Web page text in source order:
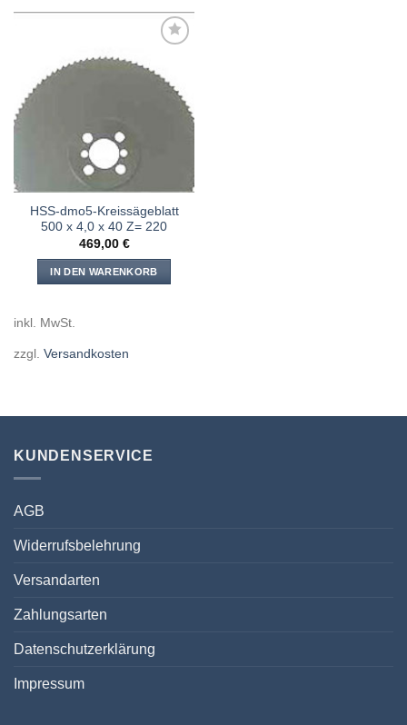
Meine
HSS-dmo5-Kreissägeblatt
500 x 4,0 x 40 Z= 220
469,00 €
IN DEN WARENKORB
inkl. MwSt.
zzgl. Versandkosten
KUNDENSERVICE
AGB
Widerrufsbelehrung
Versandarten
Zahlungsarten
Datenschutzerklärung
Impressum